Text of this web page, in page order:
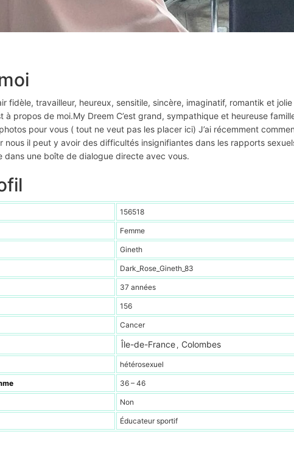
fidèle, travailleur, heureux, sensitile, sincère, imaginatif, romantik et
à propos de moi.My Dreem C’est grand, sympathique et heureuse
pour vous ( tout ne veut pas les placer ici) J’ai récemment
nous il peut y avoir des difficultés insignifiantes dans les rapports
dans une boîte de dialogue directe avec vous.
156518
Femme
Gineth
Dark_Rose_Gineth_83
37 années
156
Cancer
Île-de-France , Colombes
hétérosexuel
36 – 46
Non
Éducateur sportif